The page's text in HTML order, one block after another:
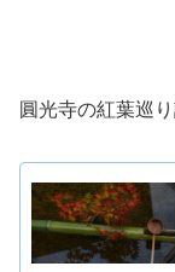
圓光寺の紅葉巡